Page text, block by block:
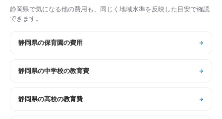
静岡県で気になる他の費用も、同じく地域水準を反映した目安で確認
できます。
静岡県の保育園の費用
静岡県の中学校の教育費
静岡県の高校の教育費